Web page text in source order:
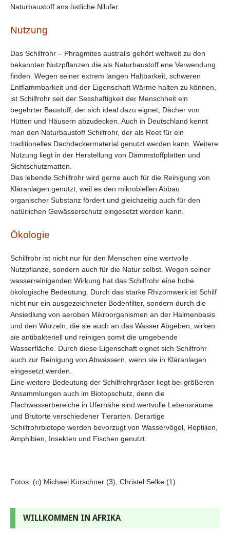
Naturbaustoff ans östliche Nilufer.
Nutzung
Das Schilfrohr – Phragmites australis gehört weltweit zu den
bekannten Nutzpflanzen die als Naturbaustoff ene Verwendung
finden. Wegen seiner extrem langen Haltbarkeit, schweren
Entflammbarkeit und der Eigenschaft Wärme halten zu können,
ist Schilfrohr seit der Sesshaftigkeit der Menschheit ein
begehrter Baustoff, der sich ideal dazu eignet, Dächer von
Hütten und Häusern abzudecken. Auch in Deutschland kennt
man den Naturbaustoff Schilfrohr, der als Reet für ein
traditionelles Dachdeckermaterial genutzt werden kann. Weitere
Nutzung liegt in der Herstellung von Dämmstoffplatten und
Sichtschutzmatten.
Das lebende Schilfrohr wird gerne auch für die Reinigung von
Kläranlagen genutzt, weil es den mikrobiellen Abbau
organischer Substanz fördert und gleichzeitig auch für den
natürlichen Gewässerschutz eingesetzt werden kann.
Ökologie
Schilfrohr ist nicht nur für den Menschen eine wertvolle
Nutzpflanze, sondern auch für die Natur selbst. Wegen seiner
wasserreinigenden Wirkung hat das Schilfrohr eine hohe
ökologische Bedeutung. Durch das starke Rhizomwerk ist Schilf
nicht nur ein ausgezeichneter Bodenfilter, sondern durch die
Ansiedlung von aeroben Mikroorganismen an der Halmenbasis
und den Wurzeln, die sie auch an das Wasser Abgeben, wirken
sie antibakteriell und reinigen somit die umgebende
Wasserfläche. Durch diese Eigenschaft eignet sich Schilfrohr
auch zur Reinigung von Abwässern, wenn sie in Kläranlagen
eingesetzt werden.
Eine weitere Bedeutung der Schilfrohrgräser liegt bei größeren
Ansammlungen auch im Biotopschutz, denn die
Flachwasserbereiche in Ufernähe sind wertvolle Lebensräume
und Brutorte verschiedener Tierarten. Derartige
Schilfrohrbiotope werden bevorzugt von Wasservögel, Reptilien,
Amphibien, Insekten und Fischen genutzt.
Fotos: (c) Michael Kürschner (3), Christel Selke (1)
WILLKOMMEN IN AFRIKA